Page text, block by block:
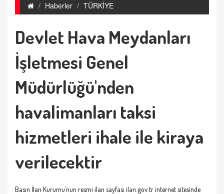
Haberler TÜRKİYE
Devlet Hava Meydanları
İşletmesi Genel
Müdürlüğü'nden
havalimanları taksi
hizmetleri ihale ile kiraya
verilecektir
Basın İlan Kurumu’nun resmi ilan sayfası ilan.gov.tr internet sitesinde